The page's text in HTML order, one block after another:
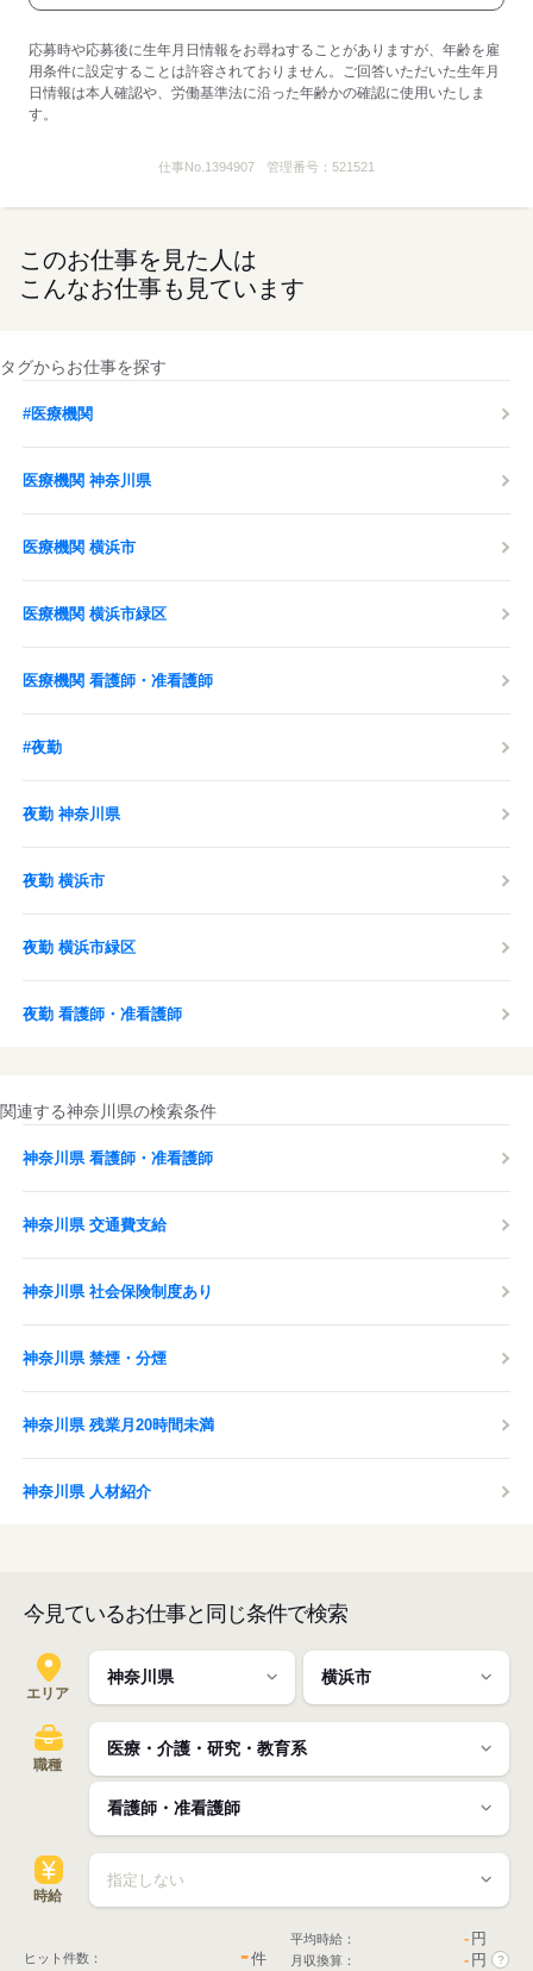
応募時や応募後に生年月日情報をお尋ねすることがありますが、年齢を雇
用条件に設定することは許容されておりません。ご回答いただいた生年月
日情報は本人確認や、労働基準法に沿った年齢かの確認に使用いたしま
す。
仕事No. 1394907 管理番号： 521521
このお仕事を見た人は
こんなお仕事も見ています
タグからお仕事を探す
#医療機関
医療機関 神奈川県
医療機関 横浜市
医療機関 横浜市緑区
医療機関 看護師・准看護師
#夜勤
夜勤 神奈川県
夜勤 横浜市
夜勤 横浜市緑区
夜勤 看護師・准看護師
関連する神奈川県の検索条件
神奈川県 看護師・准看護師
神奈川県 交通費支給
神奈川県 社会保険制度あり
神奈川県 禁煙・分煙
神奈川県 残業月20時間未満
神奈川県 人材紹介
今見ているお仕事と同じ条件で検索
エリア
職種
時給
ヒット件数： -件
平均時給： - 円
月収換算： - 円 ?